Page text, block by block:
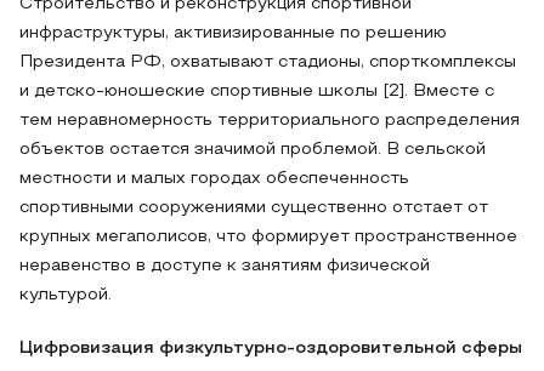
Строительство и реконструкция спортивной
инфраструктуры, активизированные по решению
Президента РФ, охватывают стадионы, спорткомплексы
и детско-юношеские спортивные школы [2]. Вместе с
тем неравномерность территориального распределения
объектов остается значимой проблемой. В сельской
местности и малых городах обеспеченность
спортивными сооружениями существенно отстает от
крупных мегаполисов, что формирует пространственное
неравенство в доступе к занятиям физической
культурой.
Цифровизация физкультурно-оздоровительной сферы